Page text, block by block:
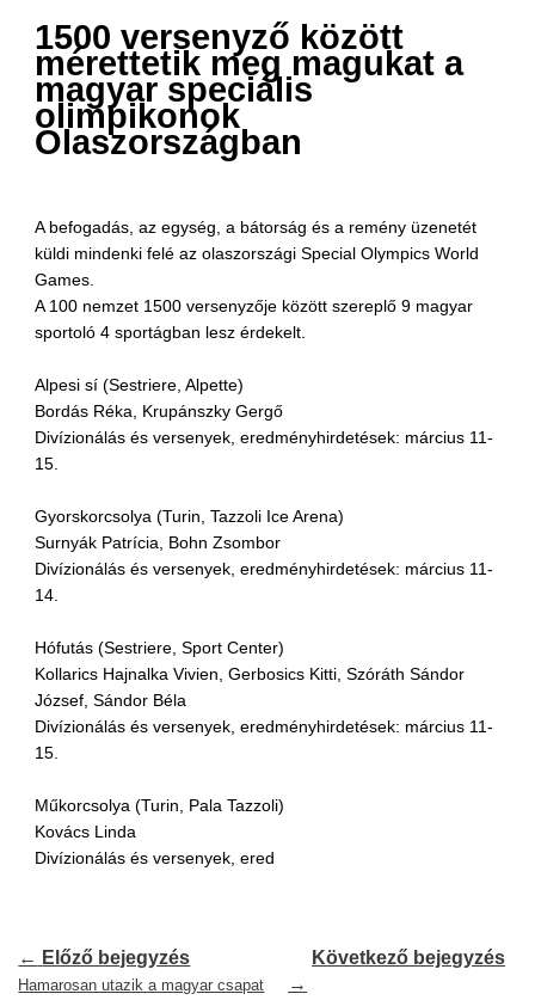
1500 versenyző között
mérettetik meg magukat a
magyar speciális
olimpikonok
Olaszországban
A befogadás, az egység, a bátorság és a remény üzenetét
küldi mindenki felé az olaszországi Special Olympics World
Games.
A 100 nemzet 1500 versenyzője között szereplő 9 magyar
sportoló 4 sportágban lesz érdekelt.
Alpesi sí (Sestriere, Alpette)
Bordás Réka, Krupánszky Gergő
Divízionálás és versenyek, eredményhirdetések: március 11-
15.
Gyorskorcsolya (Turin, Tazzoli Ice Arena)
Surnyák Patrícia, Bohn Zsombor
Divízionálás és versenyek, eredményhirdetések: március 11-
14.
Hófutás (Sestriere, Sport Center)
Kollarics Hajnalka Vivien, Gerbosics Kitti, Szóráth Sándor
József, Sándor Béla
Divízionálás és versenyek, eredményhirdetések: március 11-
15.
Műkorcsolya (Turin, Pala Tazzoli)
Kovács Linda
Divízionálás és versenyek, ered
← Előző bejegyzés
Hamarosan utazik a magyar csapat
Következő bejegyzés
→